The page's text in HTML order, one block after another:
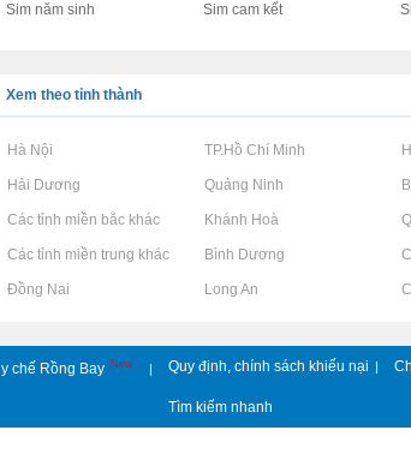
Sim năm sinh
Sim cam kết
Xem theo tỉnh thành
Hà Nội Rao vặt tại TP.Hồ Chí Minh Rao vặt tại
Hải Dương Rao vặt tại Quảng Ninh Rao vặt tại
Các tỉnh miền bắc khácRao vặt tại Khánh Hoà Rao vặt tại
Các tỉnh miền trung khácRao vặt tại Bình Dương Rao vặt tại
Đồng Nai Rao vặt tại Long An Rao vặt tại
chế Rồng Bay New | Quy định, chính sách khiếu nại |
Tìm kiếm nhanh